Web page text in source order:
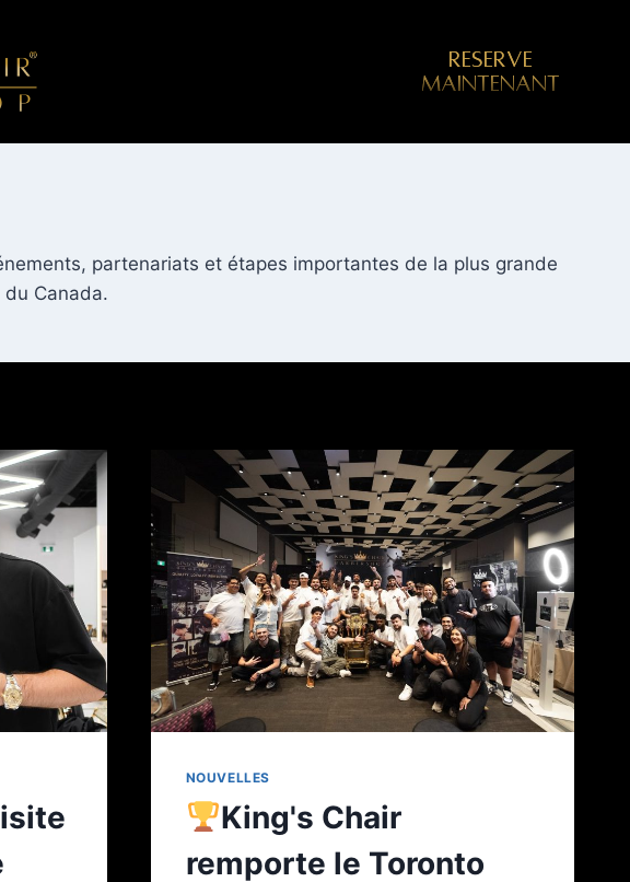
RESERVE
MAINTENANT
partenariats et étapes importantes de la plus grande
Canada.
NOUVELLES
King's Chair
remporte le Toronto